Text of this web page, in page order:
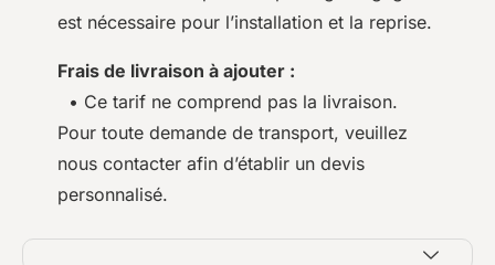
est nécessaire pour l’installation et la reprise.
Frais de livraison à ajouter :
• Ce tarif ne comprend pas la livraison.
Pour toute demande de transport, veuillez
nous contacter afin d’établir un devis
personnalisé.